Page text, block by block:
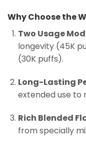
Why Choose the
Two Usage
longevity (45K
(30K puffs).
Long-Lasting
extended use to
Rich Blended
from specially